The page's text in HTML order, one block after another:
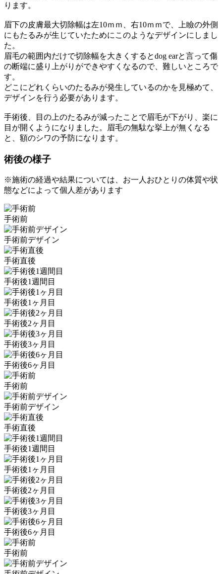
ります。
眉下の皮膚最大切除幅は左10ｍｍ、右10ｍｍで、上瞼の外側
にもたるみが生じていたためにこのようなデザインにしまし
た。
眉毛の範囲内だけで切除幅を大きくするとdog earと言って傷
の断端に盛り上がりができやすくなるので、難しいところで
す。
どこにどれくらいのたるみが発生しているのかを見極めて、
デザインを行う必要があります。
手術後、目の上のたるみが減ったことで眉毛が下がり、楽に
目が開くようになりました。眉毛の無駄な挙上が無くなる
と、額のシワの予防になります。
術後の様子
※施術の経過や結果については、お一人おひとりの体質や状
態などによって個人差があります
手術前
手術前デザイン
手術直後
手術後1週間目
手術後1ヶ月目
手術後2ヶ月目
手術後3ヶ月目
手術後6ヶ月目
手術前
手術前デザイン
手術直後
手術後1週間目
手術後1ヶ月目
手術後2ヶ月目
手術後3ヶ月目
手術後6ヶ月目
手術前